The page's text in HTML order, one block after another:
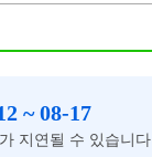
~ 08-17
지연될 수 있습니다